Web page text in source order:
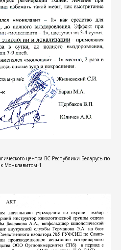
центра ВС Республики Беларусь по
Монклавитом-1